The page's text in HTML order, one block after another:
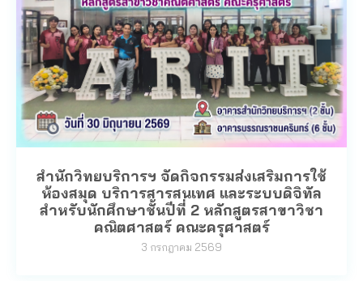
สำนักวิทยบริการฯ จัดกิจกรรมส่งเสริมการใช้
ห้องสมุด บริการสารสนเทศ และระบบดิจิทัล
สำหรับนักศึกษาชั้นปีที่ 2 หลักสูตรสาขาวิชา
คณิตศาสตร์ คณะครุศาสตร์
3 กรกฎาคม 2569